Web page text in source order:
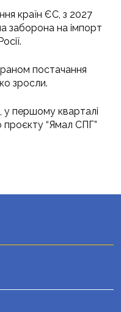
країн ЄС, з 2027
заборона на імпорт
постачання
зросли.
у першому кварталі
проєкту “Ямал СПГ”